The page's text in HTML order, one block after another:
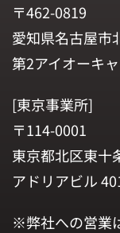
〒462-0819
愛知県名古屋市
第2アイオーキ
[東京事業所]
〒114-0001
東京都北区東十
アドリアビル
※弊社への営業